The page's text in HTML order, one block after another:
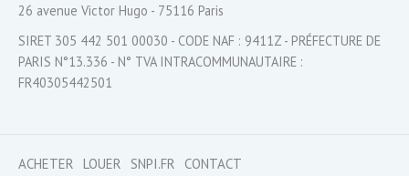
26 avenue Victor Hugo - 75116 Paris
SIRET 305 442 501 00030 - CODE NAF : 9411Z - PRÉFECTURE DE
PARIS N°13.336 - N° TVA INTRACOMMUNAUTAIRE :
FR40305442501
ACHETER LOUER SNPI.FR CONTACT